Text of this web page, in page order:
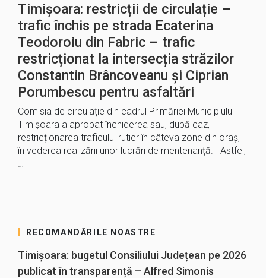
Timișoara: restricții de circulație –
trafic închis pe strada Ecaterina
Teodoroiu din Fabric – trafic
restricționat la intersecția străzilor
Constantin Brâncoveanu și Ciprian
Porumbescu pentru asfaltări
Comisia de circulație din cadrul Primăriei Municipiului
Timișoara a aprobat închiderea sau, după caz,
restricționarea traficului rutier în câteva zone din oraș,
în vederea realizării unor lucrări de mentenanță. Astfel,
…
RECOMANDĂRILE NOASTRE
Timișoara: bugetul Consiliului Județean pe 2026
publicat în transparență – Alfred Simonis